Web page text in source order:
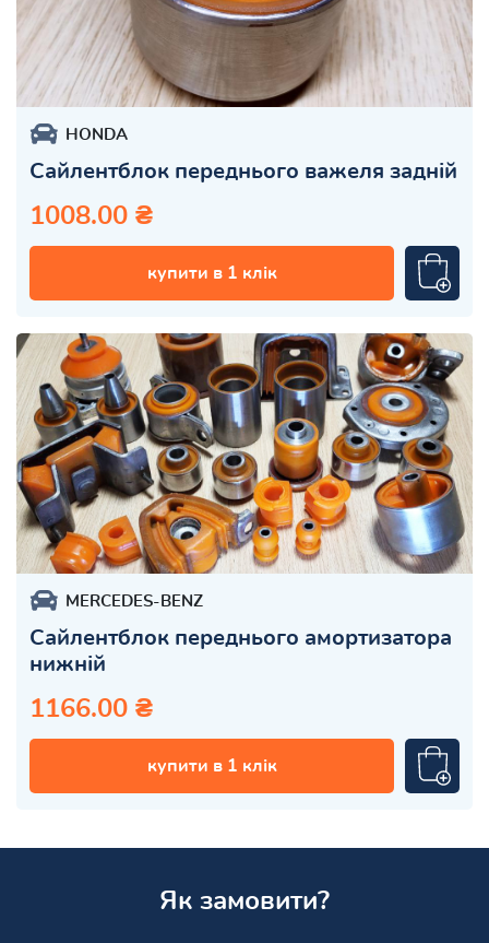
HONDA
Сайлентблок переднього важеля задній
1008.00 ₴
купити в 1 клік
MERCEDES-BENZ
Сайлентблок переднього амортизатора
нижній
1166.00 ₴
купити в 1 клік
Як замовити?